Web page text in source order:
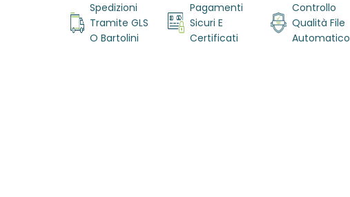
galleria di
immagini
Spedizioni
Tramite GLS
O Bartolini
Pagamenti
Sicuri E
Certificati
Controllo
Qualità File
Automatico